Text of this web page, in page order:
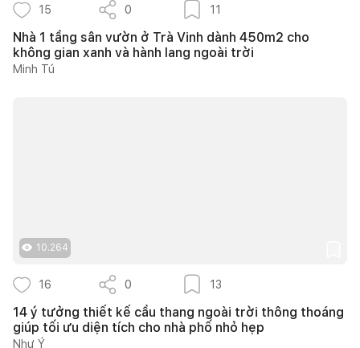
15 0 11
Nhà 1 tầng sân vườn ở Trà Vinh dành 450m2 cho
không gian xanh và hành lang ngoài trời
Minh Tú
10.264
16 0 13
14 ý tưởng thiết kế cầu thang ngoài trời thông thoáng
giúp tối ưu diện tích cho nhà phố nhỏ hẹp
Như Ý